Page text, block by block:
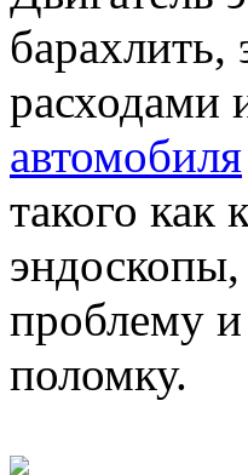
расходами
автомобиля
такого
проблему и
поломку.